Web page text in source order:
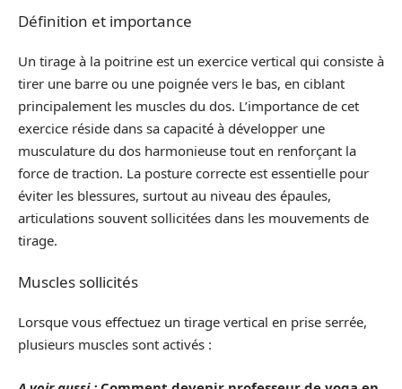
Définition et importance
Un tirage à la poitrine est un exercice vertical qui consiste à
tirer une barre ou une poignée vers le bas, en ciblant
principalement les muscles du dos. L’importance de cet
exercice réside dans sa capacité à développer une
musculature du dos harmonieuse tout en renforçant la
force de traction. La posture correcte est essentielle pour
éviter les blessures, surtout au niveau des épaules,
articulations souvent sollicitées dans les mouvements de
tirage.
Muscles sollicités
Lorsque vous effectuez un tirage vertical en prise serrée,
plusieurs muscles sont activés :